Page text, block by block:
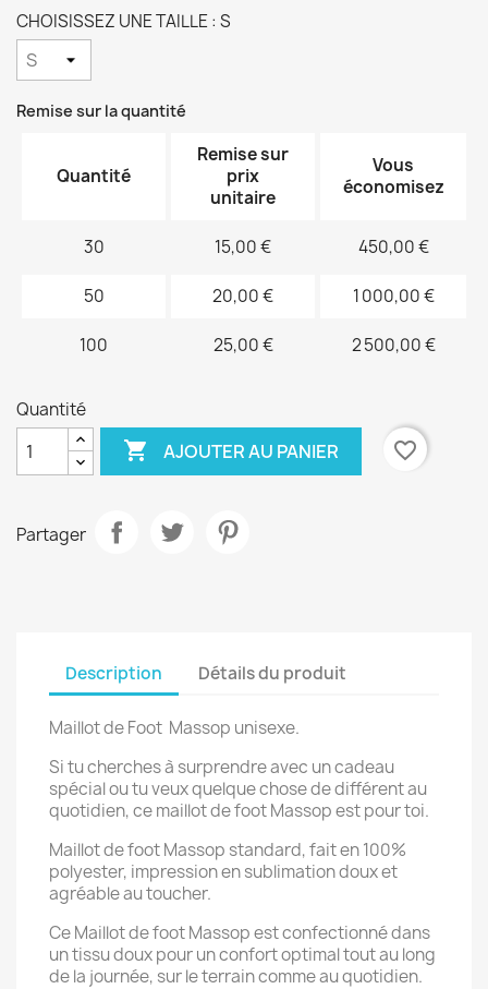
CHOISISSEZ UNE TAILLE : S
Remise sur la quantité
Quantité
Remise sur
prix
unitaire
Vous
économisez
30 15,00 € 450,00 €
50 20,00 € 1 000,00 €
100 25,00 € 2 500,00 €
Quantité
 AJOUTER AU PANIER favorite_border
Partager
Description Détails du produit
Maillot de Foot Massop unisexe.
Si tu cherches à surprendre avec un cadeau
spécial ou tu veux quelque chose de différent au
quotidien, ce maillot de foot Massop est pour toi.
Maillot de foot Massop standard, fait en 100%
polyester, impression en sublimation doux et
agréable au toucher.
Ce Maillot de foot Massop est confectionné dans
un tissu doux pour un confort optimal tout au long
de la journée, sur le terrain comme au quotidien.